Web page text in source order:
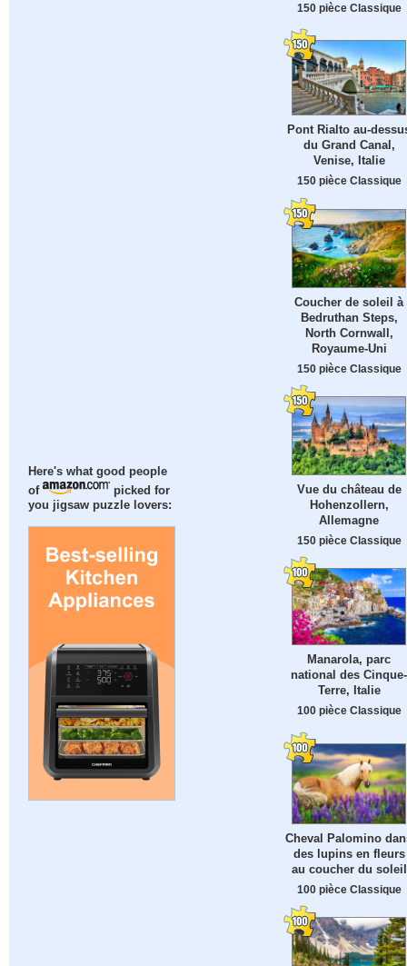
Here's what good people
of
picked for
you jigsaw puzzle lovers:
150 pièce Classique
Pont Rialto au-
du Grand Canal,
Venise, Italie
150 pièce Classique
Coucher de soleil à
Bedruthan Steps,
North Cornwall,
Royaume-Uni
150 pièce Classique
Vue du château de
Hohenzollern,
Allemagne
150 pièce Classique
Manarola, parc
national des Cinque-
Terre, Italie
100 pièce Classique
Cheval Palomino
des lupins en fleurs
au coucher du soleil
100 pièce Classique